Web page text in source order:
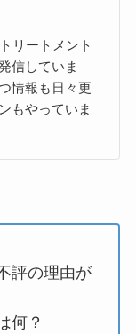
リートメント
信していま
情報も日々更
もやっていま
評の理由が
何？